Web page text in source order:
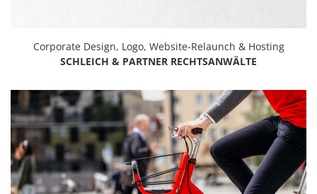
Corporate Design, Logo, Website-Relaunch & Hosting
SCHLEICH & PARTNER RECHTSANWÄLTE